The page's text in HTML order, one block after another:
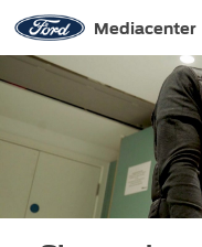
Mediacenter